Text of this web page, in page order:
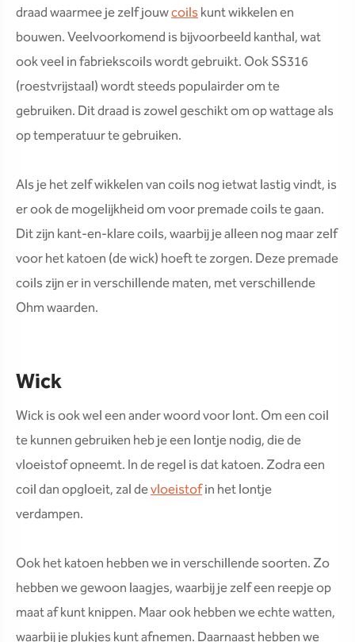
draad waarmee je zelf jouwcoilskunt wikkelen en
bouwen. Veelvoorkomend is bijvoorbeeld kanthal, wat
ook veel in fabriekscoils wordt gebruikt. Ook SS316
(roestvrijstaal) wordt steeds populairder om te
gebruiken. Dit draad is zowel geschikt om op wattage als
op temperatuur te gebruiken.
Als je het zelf wikkelen van coils nog ietwat lastig vindt, is
er ook de mogelijkheid om voor premade coils te gaan.
Dit zijn kant-en-klare coils, waarbij je alleen nog maar zelf
voor het katoen (de wick) hoeft te zorgen. Deze premade
coils zijn er in verschillende maten, met verschillende
Ohm waarden.
Wick
Wick is ook wel een ander woord voor lont. Om een coil
te kunnen gebruiken heb je een lontje nodig, die de
vloeistof opneemt. In de regel is dat katoen. Zodra een
coil dan opgloeit, zal devloeistofin het lontje
verdampen.
Ook het katoen hebben we in verschillende soorten. Zo
hebben we gewoon laagjes, waarbij je zelf een reepje op
maat af kunt knippen. Maar ook hebben we echte watten,
waarbij je plukjes kunt afnemen. Daarnaast hebben we